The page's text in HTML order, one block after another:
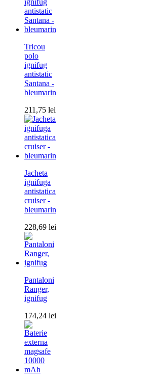
Tricou
polo
ignifug
antistatic
Santana -
bleumarin
211,75 lei
Jacheta
ignifuga
antistatica
cruiser -
bleumarin
228,69 lei
Pantaloni
Ranger,
ignifug
174,24 lei